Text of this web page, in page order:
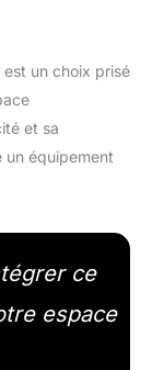
un choix prisé
et sa
un équipement
ce
espace